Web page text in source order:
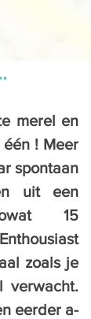
merel en
! Meer
spontaan
uit een
15
zoals je
verwacht.
eerder a-